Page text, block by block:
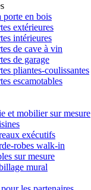
porte en bois
extérieures
intérieures
de cave à vin
de garage
pliantes-coulissantes
escamotables
et mobilier sur mesure
exécutifs
robes walk-in
sur mesure
mural